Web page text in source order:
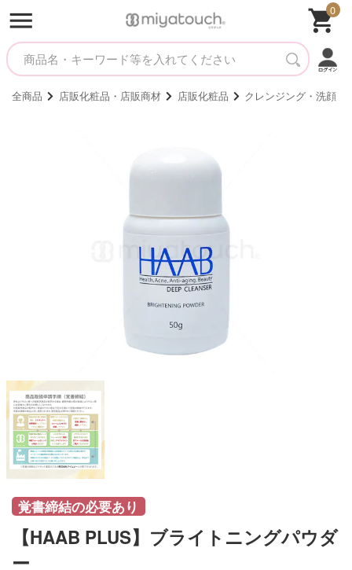
0
全商品 店販化粧品・店販商材 店販化粧品 クレンジング・洗顔
覚書締結の必要あり
【HAAB PLUS】ブライトニングパウダ
ー